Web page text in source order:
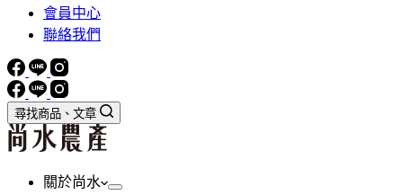
會員中心
聯絡我們
尋找商品、文章
關於尚水